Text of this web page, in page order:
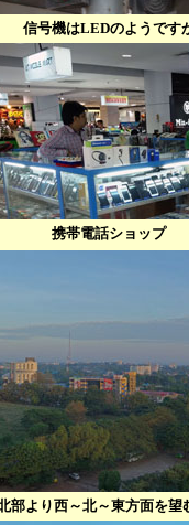
信号機はLEDのようです
携帯電話ショップ
部より西～北～東方面を